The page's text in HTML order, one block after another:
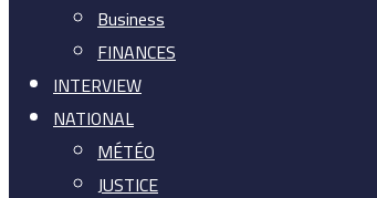
Business
FINANCES
INTERVIEW
NATIONAL
MÉTÉO
JUSTICE